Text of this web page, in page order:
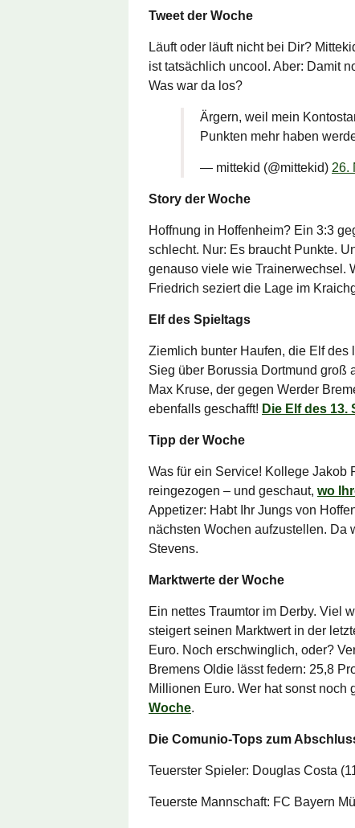
Tweet der Woche
Läuft oder läuft nicht bei Dir?
ist tatsächlich uncool. Aber: Damit
Was war da los?
Ärgern, weil mein
Punkten mehr haben
— mittekid (@mittekid) 26.
Story der Woche
Hoffnung in Hoffenheim? Ein 3:3
schlecht. Nur: Es braucht Punkte.
genauso viele wie Trainerwechsel.
Friedrich seziert die Lage im
Elf des Spieltags
Ziemlich bunter Haufen, die Elf des
Sieg über Borussia Dortmund groß
Max Kruse, der gegen Werder
ebenfalls geschafft! Die Elf des 13.
Tipp der Woche
Was für ein Service! Kollege Jakob
reingezogen – und geschaut, wo
Appetizer: Habt Ihr Jungs von
nächsten Wochen aufzustellen. Da
Stevens.
Marktwerte der Woche
Ein nettes Traumtor im Derby. Viel
steigert seinen Marktwert in der
Euro. Noch erschwinglich, oder?
Bremens Oldie lässt federn: 25,8
Millionen Euro. Wer hat sonst noch
Woche.
Die Comunio-Tops zum
Teuerster Spieler: Douglas Costa
Teuerste Mannschaft: FC Bayern